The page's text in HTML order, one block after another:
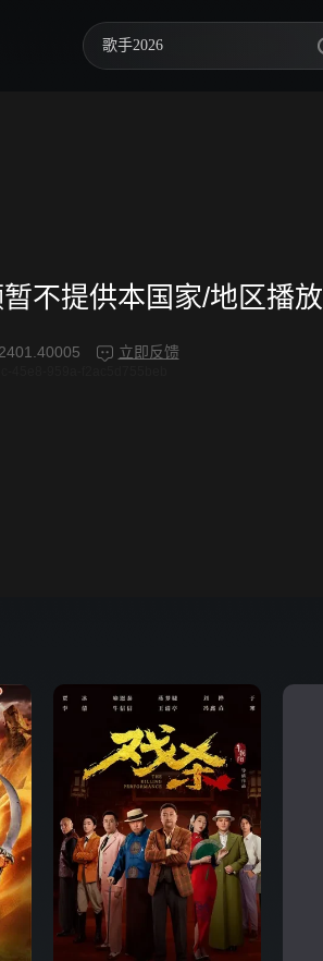
歌手2026
忙忙碌碌寻宝藏2
不提供本国家/地区播放
立即反馈